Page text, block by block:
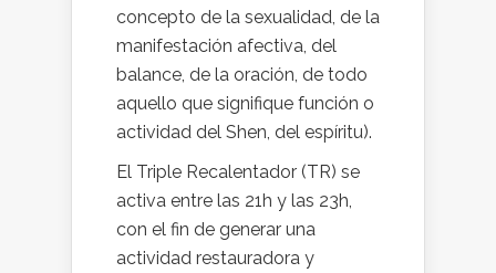
concepto de la sexualidad, de la
manifestación afectiva, del
balance, de la oración, de todo
aquello que signifique función o
actividad del Shen, del espíritu).
El Triple Recalentador (TR) se
activa entre las 21h y las 23h,
con el fin de generar una
actividad restauradora y